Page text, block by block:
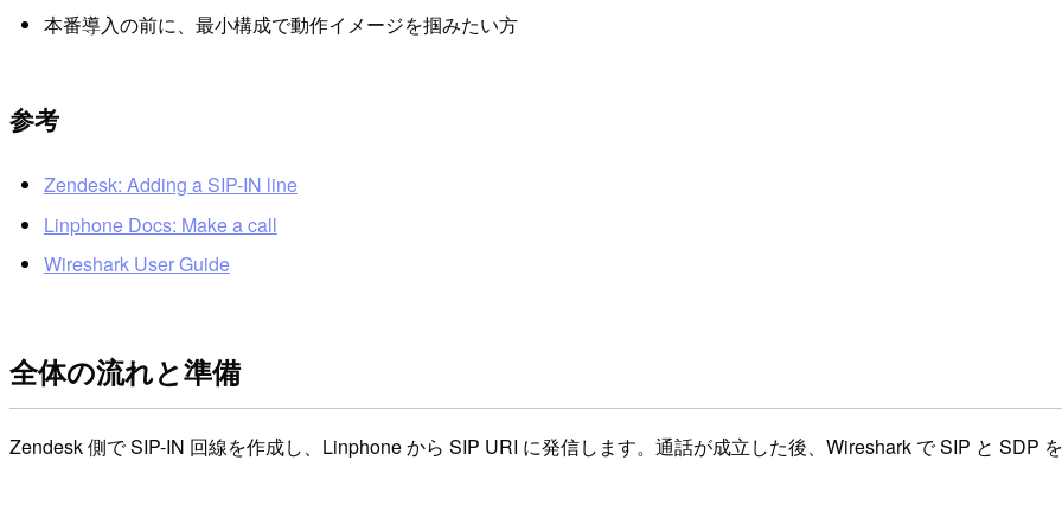
本番導入の前に、最小構成で動作イメージを掴みたい方
参考
Zendesk: Adding a SIP-IN line
Linphone Docs: Make a call
Wireshark User Guide
全体の流れと準備
Zendesk 側で SIP-IN 回線を作成し、Linphone から SIP URI に発信します。通話が成立した後、Wireshark で SIP と SDP を